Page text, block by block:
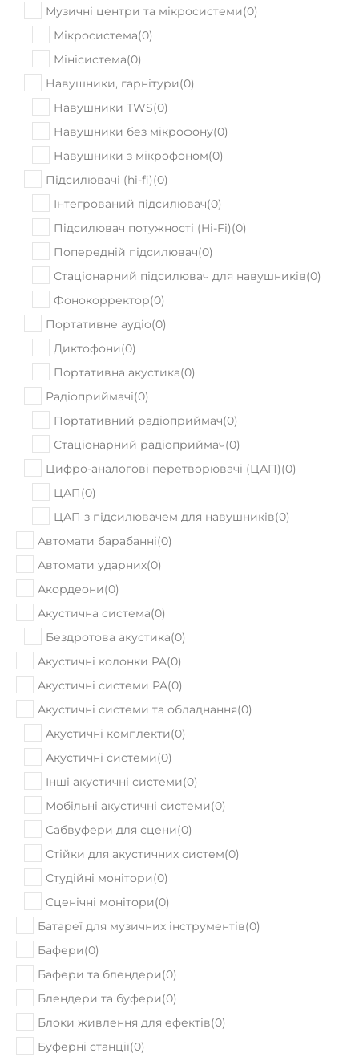
Музичні центри та мікросистеми(0)
Мікросистема(0)
Мінісистема(0)
Навушники, гарнітури(0)
Навушники TWS(0)
Навушники без мікрофону(0)
Навушники з мікрофоном(0)
Підсилювачі (hi-fi)(0)
Інтегрований підсилювач(0)
Підсилювач потужності (Hi-Fi)(0)
Попередній підсилювач(0)
Стаціонарний підсилювач для навушників(0)
Фонокорректор(0)
Портативне аудіо(0)
Диктофони(0)
Портативна акустика(0)
Радіоприймачі(0)
Портативний радіоприймач(0)
Стаціонарний радіоприймач(0)
Цифро-аналогові перетворювачі (ЦАП)(0)
ЦАП(0)
ЦАП з підсилювачем для навушників(0)
Автомати барабанні(0)
Автомати ударних(0)
Акордеони(0)
Акустична система(0)
Бездротова акустика(0)
Акустичні колонки PA(0)
Акустичні системи PA(0)
Акустичні системи та обладнання(0)
Акустичні комплекти(0)
Акустичні системи(0)
Інші акустичні системи(0)
Мобільні акустичні системи(0)
Сабвуфери для сцени(0)
Стійки для акустичних систем(0)
Студійні монітори(0)
Сценічні монітори(0)
Батареї для музичних інструментів(0)
Бафери(0)
Бафери та блендери(0)
Блендери та буфери(0)
Блоки живлення для ефектів(0)
Буферні станції(0)